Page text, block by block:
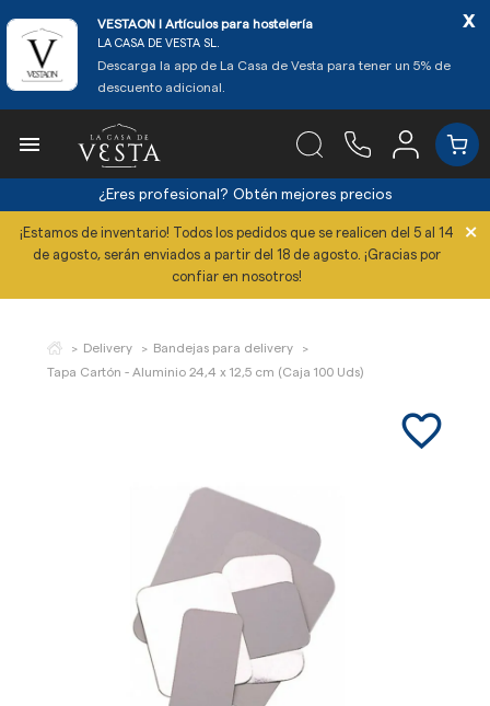
VESTAON l Artículos para hostelería
LA CASA DE VESTA SL.
Descarga la app de La Casa de Vesta para tener un 5% de
descuento adicional.
x

¿Eres profesional? Obtén mejores precios
¡Estamos de inventario! Todos los pedidos que se realicen del 5 al 14
de agosto, serán enviados a partir del 18 de agosto. ¡Gracias por
confiar en nosotros!
×
Delivery
Bandejas para delivery
Tapa Cartón - Aluminio 24,4 x 12,5 cm (Caja 100 Uds)
favorite_border